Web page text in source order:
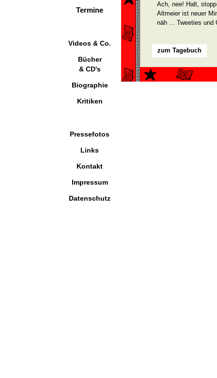
Termine
Videos & Co.
Bücher
& CD's
Biographie
Kritiken
Pressefotos
Links
Kontakt
Impressum
Datenschutz
Ach, nee! Halt,
Altmeier ist neuer
näh ... Tweeties und
zum Tagebuch